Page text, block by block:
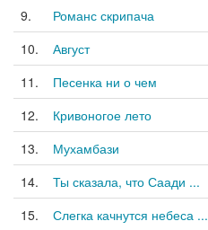
9.
Романс скрипача
10.
Август
11.
Песенка ни о чем
12.
Кривоногое лето
13.
Мухамбази
14.
Ты сказала, что Саади ...
15.
Слегка качнутся небеса ...